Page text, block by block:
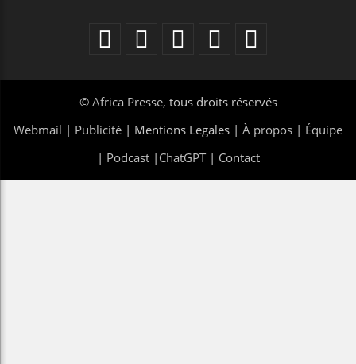
© Africa Presse, tous droits réservés
Webmail | Publicité | Mentions Legales | À propos | Équipe
| Podcast| ChatGPT| Contact